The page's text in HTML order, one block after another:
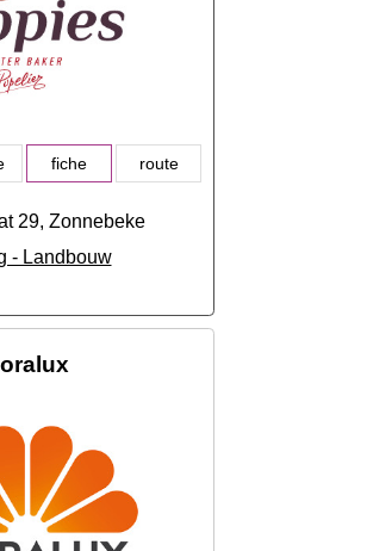
fiche route
29, Zonnebeke
- Landbouw